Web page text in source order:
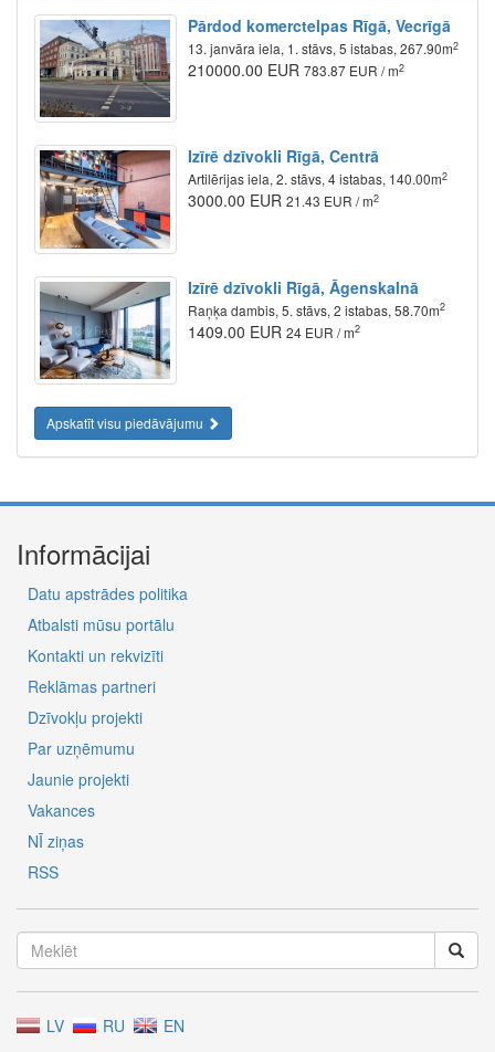
Pārdod komerctelpas Rīgā, Vecrīgā
13. janvāra iela, 1. stāvs, 5 istabas, 267.90m2
210000.00 EUR 783.87 EUR / m2
Izīrē dzīvokli Rīgā, Centrā
Artilērijas iela, 2. stāvs, 4 istabas, 140.00m2
3000.00 EUR 21.43 EUR / m2
Izīrē dzīvokli Rīgā, Āgenskalnā
Raņķa dambis, 5. stāvs, 2 istabas, 58.70m2
1409.00 EUR 24 EUR / m2
Apskatīt visu piedāvājumu
Informācijai
Datu apstrādes politika
Atbalsti mūsu portālu
Kontakti un rekvizīti
Reklāmas partneri
Dzīvokļu projekti
Par uzņēmumu
Jaunie projekti
Vakances
NĪ ziņas
RSS
LV RU EN